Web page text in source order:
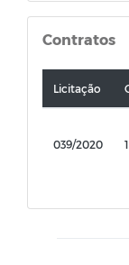
Contratos
Licitação
039/2020